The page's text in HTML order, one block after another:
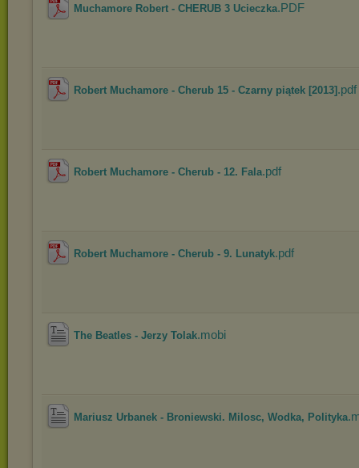
Muchamore Robert - CHERUB 3 Ucieczka.PDF
Robert Muchamore - Cherub 15 - Czarny piątek [2013] .pdf
Robert Muchamore - Cherub - 12. Fala.pdf
Robert Muchamore - Cherub - 9. Lunatyk.pdf
The Beatles - Jerzy Tolak.mobi
Mariusz Urbanek - Broniewski. Milosc, Wodka, Polityka